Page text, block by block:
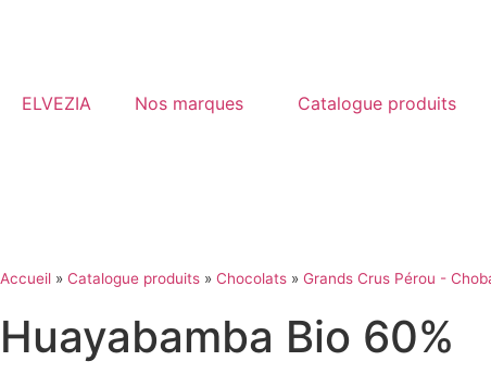
ELVEZIA Nos marques Catalogue produits
Accueil » Catalogue produits » Chocolats » Grands Crus Pérou -
Huayabamba Bio 60%